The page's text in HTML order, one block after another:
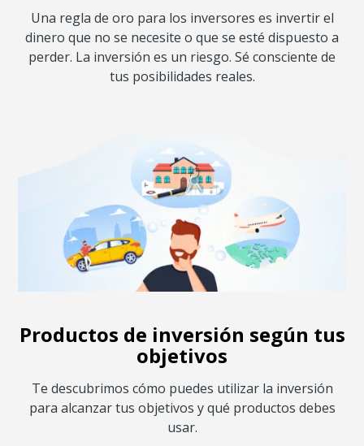
Una regla de oro para los inversores es invertir el
dinero que no se necesite o que se esté dispuesto a
perder. La inversión es un riesgo. Sé consciente de
tus posibilidades reales.
Productos de inversión según tus
objetivos
Te descubrimos cómo puedes utilizar la inversión
para alcanzar tus objetivos y qué productos debes
usar.